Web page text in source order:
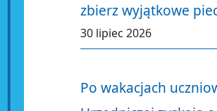
zbierz wyjątkowe
30 lipiec 2026
Po wakacjach